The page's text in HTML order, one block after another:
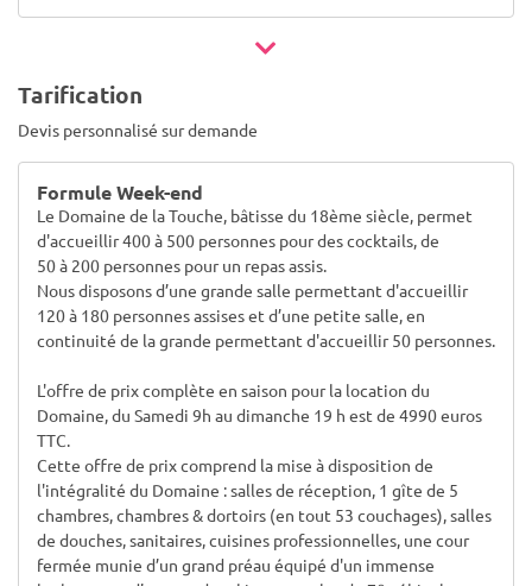
Tarification
Devis personnalisé sur demande
Formule Week-end
Le Domaine de la Touche, bâtisse du 18ème siècle, permet
d'accueillir 400 à 500 personnes pour des cocktails, de
50 à 200 personnes pour un repas assis.
Nous disposons d’une grande salle permettant d'accueillir
120 à 180 personnes assises et d’une petite salle, en
continuité de la grande permettant d'accueillir 50 personnes.
L'offre de prix complète en saison pour la location du
Domaine, du Samedi 9h au dimanche 19 h est de 4990 euros
TTC.
Cette offre de prix comprend la mise à disposition de
l'intégralité du Domaine : salles de réception, 1 gîte de 5
chambres, chambres & dortoirs (en tout 53 couchages), salles
de douches, sanitaires, cuisines professionnelles, une cour
fermée munie d’un grand préau équipé d'un immense